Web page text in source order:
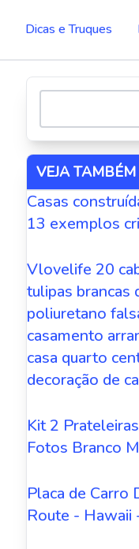
Dicas e Truques
VEJA TAMBÉM
Casas
13 exemplos
Vlovelife 20
tulipas brancas
poliuretano
casamento
casa quarto
decoração de
Kit 2
Fotos Branco
Placa de Carro
Route - Hawaii